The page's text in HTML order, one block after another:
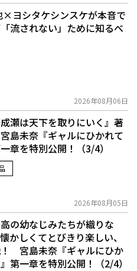
×ヨシタケシンスケが本音で
流されない」ために知るべ
2026年08月06日
成瀬は天下を取りにいく』著
島未奈『ギャルにひかれて
章を特別公開！（3/4）
2026年08月05日
高の幼なじみたちが織りな
かしくてとびきり楽しい、
宮島未奈『ギャルにひか
第一章を特別公開！（2/4）